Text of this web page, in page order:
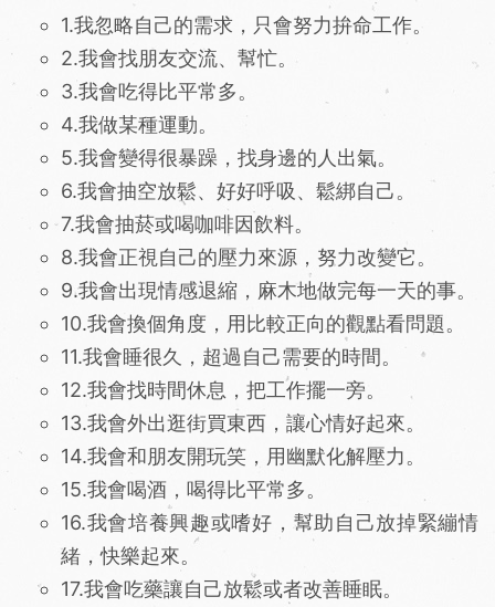
1.我忽略自己的需求，只會努力拚命工作。
2.我會找朋友交流、幫忙。
3.我會吃得比平常多。
4.我做某種運動。
5.我會變得很暴躁，找身邊的人出氣。
6.我會抽空放鬆、好好呼吸、鬆綁自己。
7.我會抽菸或喝咖啡因飲料。
8.我會正視自己的壓力來源，努力改變它。
9.我會出現情感退縮，麻木地做完每一天的事。
10.我會換個角度，用比較正向的觀點看問題。
11.我會睡很久，超過自己需要的時間。
12.我會找時間休息，把工作擺一旁。
13.我會外出逛街買東西，讓心情好起來。
14.我會和朋友開玩笑，用幽默化解壓力。
15.我會喝酒，喝得比平常多。
16.我會培養興趣或嗜好，幫助自己放掉緊繃情
緒，快樂起來。
17.我會吃藥讓自己放鬆或者改善睡眠。